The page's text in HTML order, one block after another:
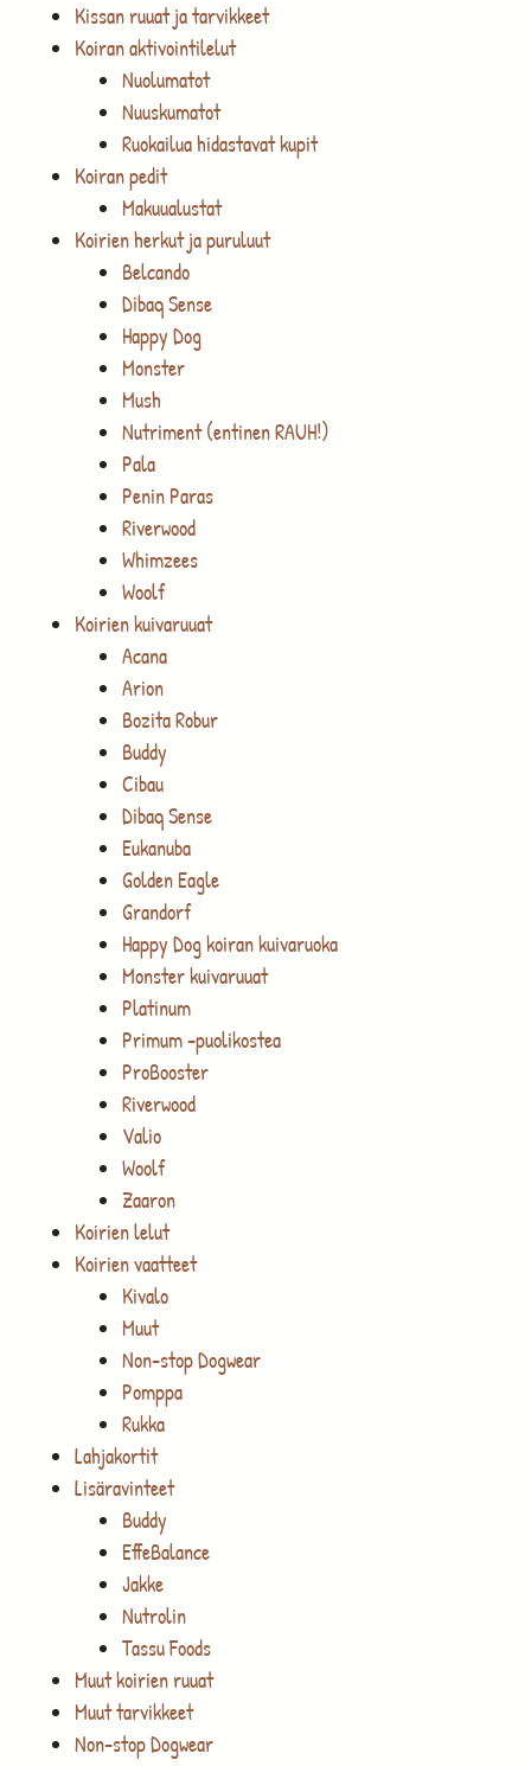
Kissan ruuat ja tarvikkeet
Koiran aktivointilelut
Nuolumatot
Nuuskumatot
Ruokailua hidastavat kupit
Koiran pedit
Makuualustat
Koirien herkut ja puruluut
Belcando
Dibaq Sense
Happy Dog
Monster
Mush
Nutriment (entinen RAUH!)
Pala
Penin Paras
Riverwood
Whimzees
Woolf
Koirien kuivaruuat
Acana
Arion
Bozita Robur
Buddy
Cibau
Dibaq Sense
Eukanuba
Golden Eagle
Grandorf
Happy Dog koiran kuivaruoka
Monster kuivaruuat
Platinum
Primum -puolikostea
ProBooster
Riverwood
Valio
Woolf
Zaaron
Koirien lelut
Koirien vaatteet
Kivalo
Muut
Non-stop Dogwear
Pomppa
Rukka
Lahjakortit
Lisäravinteet
Buddy
EffeBalance
Jakke
Nutrolin
Tassu Foods
Muut koirien ruuat
Muut tarvikkeet
Non-stop Dogwear